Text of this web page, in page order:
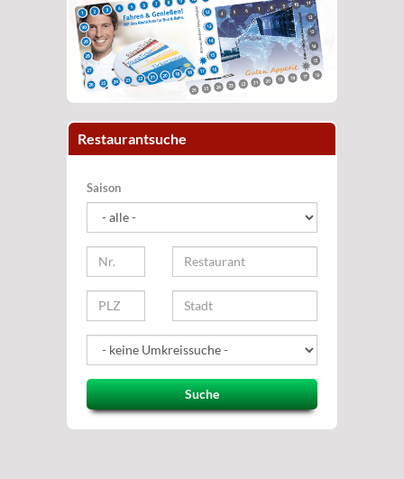
Restaurantsuche
Saison
Suche